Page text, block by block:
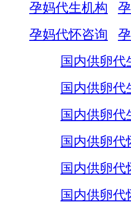
孕妈代生机构
孕妈代怀咨询
国内供卵代
国内供卵代
国内供卵代
国内供卵代
国内供卵代
国内供卵代